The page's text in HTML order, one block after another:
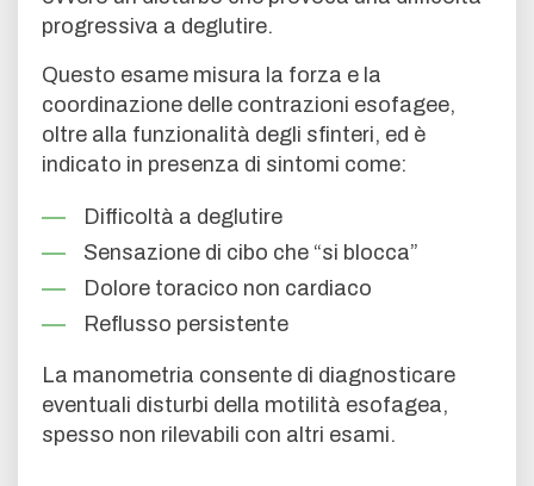
progressiva a deglutire.
Questo esame misura la forza e la
coordinazione delle contrazioni esofagee,
oltre alla funzionalità degli sfinteri, ed è
indicato in presenza di sintomi come:
Difficoltà a deglutire
Sensazione di cibo che “si blocca”
Dolore toracico non cardiaco
Reflusso persistente
La manometria consente di diagnosticare
eventuali disturbi della motilità esofagea,
spesso non rilevabili con altri esami.